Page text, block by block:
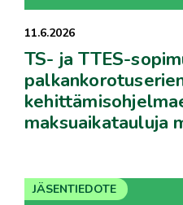
11.6.2026
TS- ja TTES-
maksuaikatauluja
JÄSENTIEDOTE